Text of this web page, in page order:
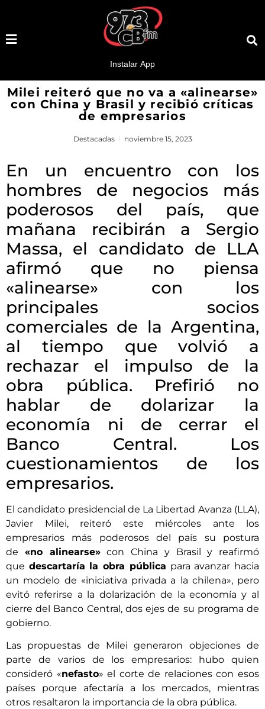
Milei reiteró que no va a «alinearse»
con China y Brasil y recibió críticas
de empresarios
Destacadas noviembre 15, 2023
En un encuentro con los
hombres de negocios más
poderosos del país, que
mañana recibirán a Sergio
Massa, el candidato de LLA
afirmó que no piensa
«alinearse» con los
principales socios
comerciales de la Argentina,
al tiempo que volvió a
rechazar el impulso de la
obra pública. Prefirió no
hablar de dolarizar la
economía ni de cerrar el
Banco Central. Los
cuestionamientos de los
empresarios.
El candidato presidencial de La Libertad Avanza (LLA),
Javier Milei, reiteró este miércoles ante los
empresarios más poderosos del país su postura
de «no alinearse»con China y Brasil y reafirmó
que descartaría la obra pública para avanzar hacia
un modelo de «iniciativa privada a la chilena», pero
evitó referirse a la dolarización de la economía y al
cierre del Banco Central, dos ejes de su programa de
gobierno.
Las propuestas de Milei generaron objeciones de
parte de varios de los empresarios: hubo quien
consideró «nefasto» el corte de relaciones con esos
países porque afectaría a los mercados, mientras
otros resaltaron la importancia de la obra pública.